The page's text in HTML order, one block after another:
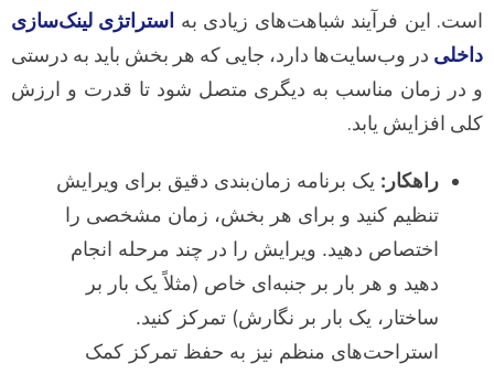
است. این فرآیند شباهت‌های زیادی به استراتژی لینک‌سازی
داخلی در وب‌سایت‌ها دارد، جایی که هر بخش باید به درستی
و در زمان مناسب به دیگری متصل شود تا قدرت و ارزش
کلی افزایش یابد.
راهکار: یک برنامه زمان‌بندی دقیق برای ویرایش
تنظیم کنید و برای هر بخش، زمان مشخصی را
اختصاص دهید. ویرایش را در چند مرحله انجام
دهید و هر بار بر جنبه‌ای خاص (مثلاً یک بار بر
ساختار، یک بار بر نگارش) تمرکز کنید.
استراحت‌های منظم نیز به حفظ تمرکز کمک